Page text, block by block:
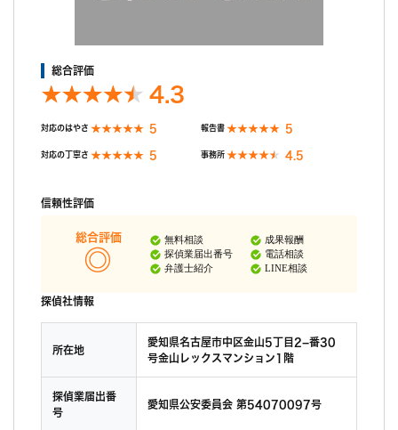
総合評価
4.3
対応のはやさ 5 報告書 5
対応の丁寧さ 5 事務所 4.5
信頼性評価
総合評価
無料相談
探偵業届出番号
弁護士紹介
成果報酬
電話相談
LINE相談
探偵社情報
所在地
愛知県名古屋市中区金山5丁目2−番30
号金山レックスマンション1階
探偵業届出番
号
愛知県公安委員会 第54070097号